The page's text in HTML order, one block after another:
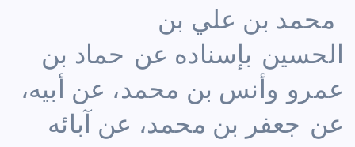
محمد بن علي بن
الحسين بإسناده عن حماد بن
عمرو وأنس بن محمد، عن أبيه،
عن جعفر بن محمد، عن آبائه